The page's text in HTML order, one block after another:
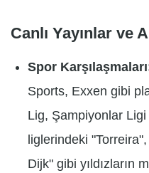
Canlı Yayınlar ve
Spor
Sports, Exxen gibi
Lig, Şampiyonlar
liglerindeki
Dijk" gibi yıldızların